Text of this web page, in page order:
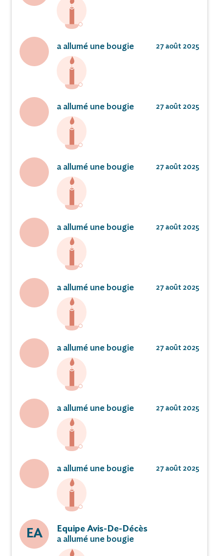
a allumé une bougie 27 août 2025
a allumé une bougie 27 août 2025
a allumé une bougie 27 août 2025
a allumé une bougie 27 août 2025
a allumé une bougie 27 août 2025
a allumé une bougie 27 août 2025
a allumé une bougie 27 août 2025
a allumé une bougie 27 août 2025
EA
Equipe Avis-De-Décès
a allumé une bougie